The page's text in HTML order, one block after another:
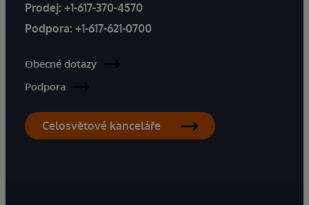
Prodej: +1-617-370-4570
Podpora: +1-617-621-0700
Obecné dotazy
Podpora
Celosvětové kanceláře